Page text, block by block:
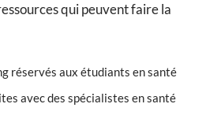
qui peuvent faire la
réservés aux étudiants en santé
avec des spécialistes en santé